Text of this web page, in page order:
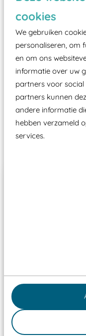
cookies
We gebruiken
personaliseren, om
en om ons
informatie over uw
partners voor social
partners kunnen
andere informatie
hebben verzameld
services.
Elk speeltoestel
moet zijn van
certificering,
aangewezen
Wij ook
ze toch binnen
Speeltoestellen
Past er